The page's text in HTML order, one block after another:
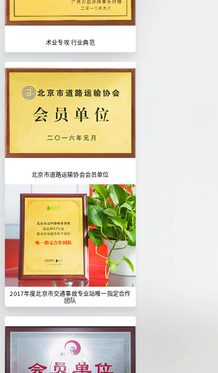
术业专攻 行业典范
北京市道路运输协会会员单位
2017年度北京市交通事故专业站唯一指定合作
团队